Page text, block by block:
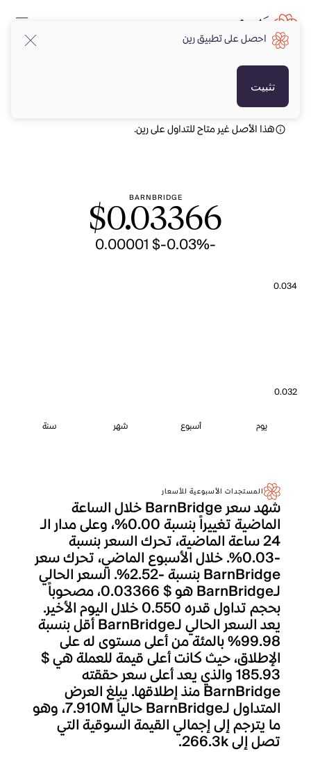
هذا الأصل غير متاح للتداول على رين.
BARNBRIDGE
$0.03366
-0.03%
-$ 0.00001
0.034
0.032
يوم أسبوع شهر سنة
المستجدات الأسبوعية للأسعار
شهد سعر BarnBridge خلال الساعة
الماضية تغييراً بنسبة 0.00%، وعلى مدار الـ
24 ساعة الماضية، تحرك السعر بنسبة
-0.03%. خلال الأسبوع الماضي، تحرك سعر
BarnBridge بنسبة -2.52%. السعر الحالي
لـBarnBridge هو $ 0.03366، مصحوباً
بحجم تداول قدره 0.550 خلال اليوم الأخير.
يعد السعر الحالي لـBarnBridge أقل بنسبة
99.98% بالمئة من أعلى مستوى له على
الإطلاق، حيث كانت أعلى قيمة للعملة هي $
185.93 والذي يعد أعلى سعر حققته
BarnBridge منذ إطلاقها. يبلغ العرض
المتداول لـBarnBridge حالياً 7.910M، وهو
ما يترجم إلى إجمالي القيمة السوقية التي
تصل إلى 266.3k.
احصل على تطبيق رين
تثبيت